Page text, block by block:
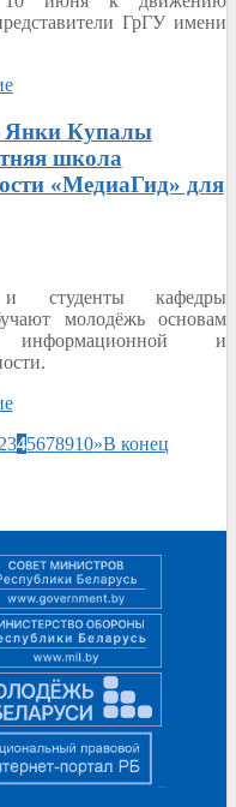
ГрГУ имени
Купалы
школа
«МедиаГид» для
и студенты кафедры
молодёжь основам
информационной и
345678910»В конец